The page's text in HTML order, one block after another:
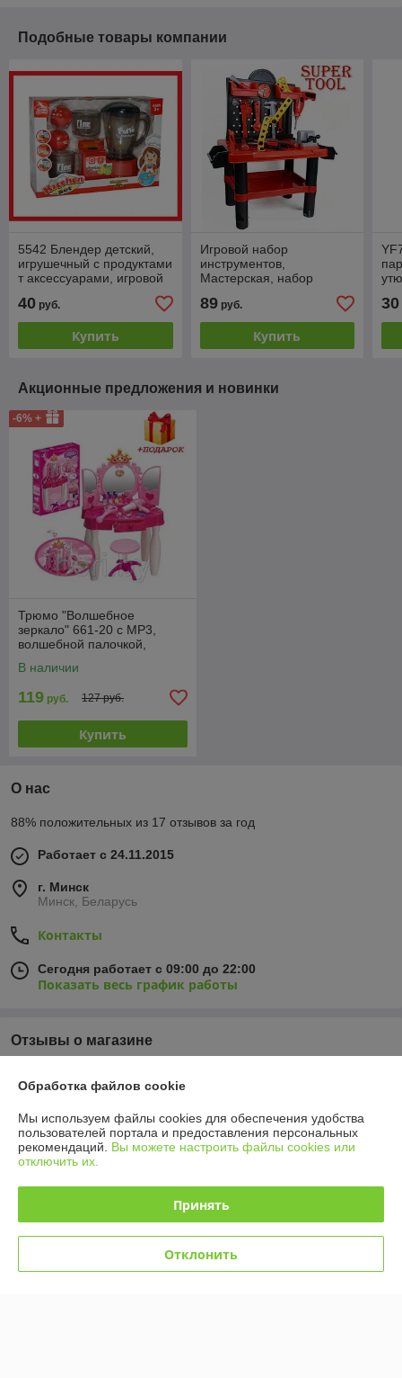
Подобные товары компании
5542 Блендер детский,
игрушечный с продуктами
т аксессуарами, игровой
40 руб.
Купить
Игровой набор
инструментов,
Мастерская, набор
89руб.
Купить
30
Акционные предложения и новинки
-6% +
Трюмо "Волшебное
зеркало" 661-20 с MP3,
волшебной палочкой,
игровой набор, свет, звук
В наличии
119 руб. 127 руб.
Купить
О нас
88% положительных из 17 отзывов за год
Работает с 24.11.2015
г. Минск
Минск, Беларусь
Контакты
Сегодня работает с 09:00 до 22:00
Показать весь график работы
Отзывы о магазине
О нас
Контакты
Обработка файлов cookie
Мы используем файлы cookies для обеспечения удобства
пользователей портала и предоставления персональных
рекомендаций. Вы можете настроить файлы cookies или
отключить их.
Принять
Отклонить